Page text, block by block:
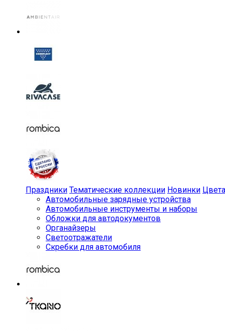
Праздники Тематические коллекции Новинки Цвета
Автомобильные зарядные устройства
Автомобильные инструменты и наборы
Обложки для автодокументов
Органайзеры
Светоотражатели
Скребки для автомобиля